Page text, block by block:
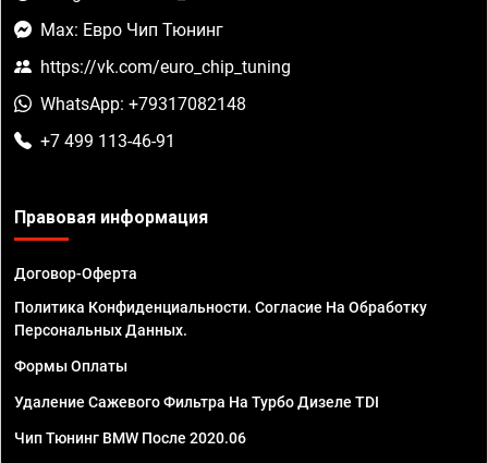
Max: Евро Чип Тюнинг
https://vk.com/euro_chip_tuning
WhatsApp: +79317082148
+7 499 113-46-91
Правовая информация
Договор-Оферта
Политика Конфиденциальности. Согласие На Обработку
Персональных Данных.
Формы Оплаты
Удаление Сажевого Фильтра На Турбо Дизеле TDI
Чип Тюнинг BMW После 2020.06